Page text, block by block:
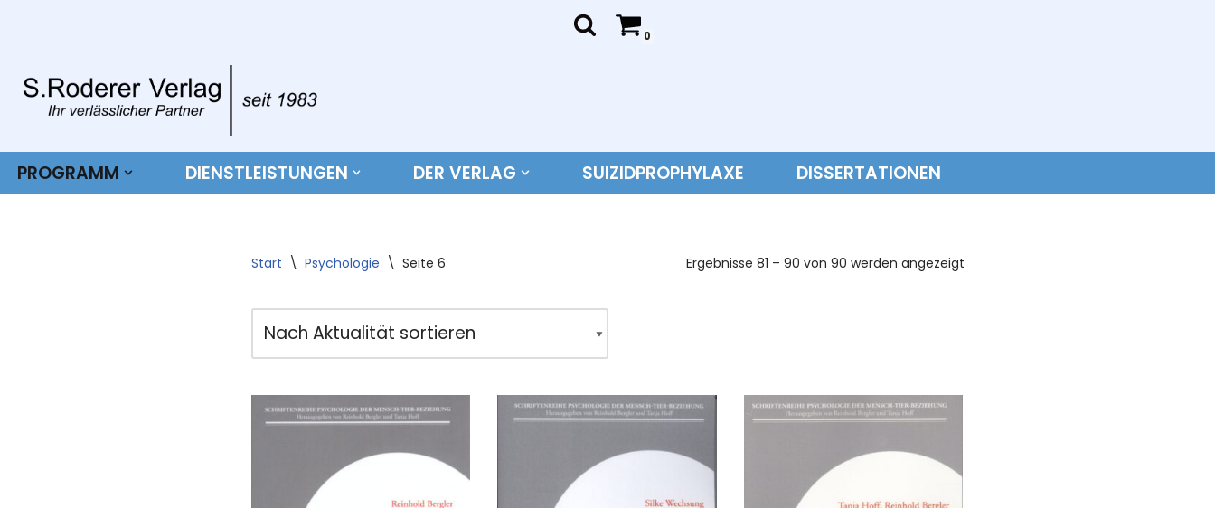
Inhalt
springen
0
PROGRAMM DIENSTLEISTUNGEN DER VERLAG SUIZIDPROPHYLAXE DISSERTATIONEN
Start \ Psychologie \ Seite 6 Ergebnisse 81 – 90 von 90 werden angezeigt